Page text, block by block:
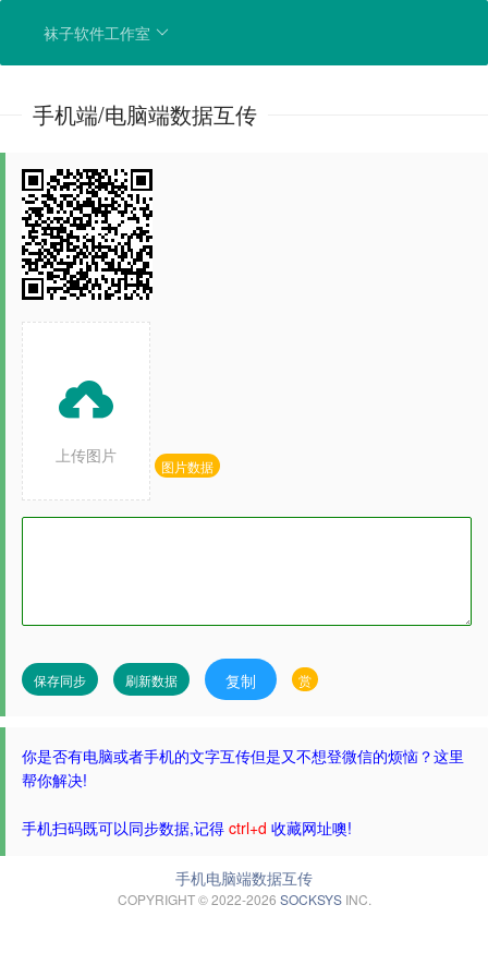
袜子软件工作室
手机端/电脑端数据互传

上传图片
图片数据
保存同步 刷新数据 复制 赏
你是否有电脑或者手机的文字互传但是又不想登微信的烦恼？这里
帮你解决!
手机扫码既可以同步数据,记得 ctrl+d 收藏网址噢!
手机电脑端数据互传
COPYRIGHT © 2022-2026 SOCKSYSINC.